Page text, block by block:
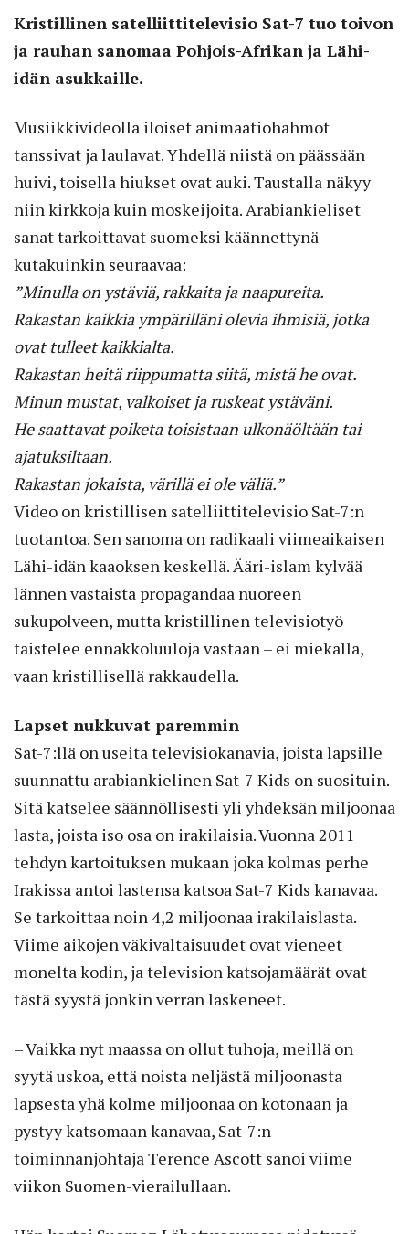
Kristillinen satelliittitelevisio Sat-7 tuo toivon
ja rauhan sanomaa Pohjois-Afrikan ja Lähi-
idän asukkaille.
Musiikkivideolla iloiset animaatiohahmot
tanssivat ja laulavat. Yhdellä niistä on päässään
huivi, toisella hiukset ovat auki. Taustalla näkyy
niin kirkkoja kuin moskeijoita. Arabiankieliset
sanat tarkoittavat suomeksi käännettynä
kutakuinkin seuraavaa:
”Minulla on ystäviä, rakkaita ja naapureita.
Rakastan kaikkia ympärilläni olevia ihmisiä, jotka
ovat tulleet kaikkialta.
Rakastan heitä riippumatta siitä, mistä he ovat.
Minun mustat, valkoiset ja ruskeat ystäväni.
He saattavat poiketa toisistaan ulkonäöltään tai
ajatuksiltaan.
Rakastan jokaista, värillä ei ole väliä.”
Video on kristillisen satelliittitelevisio Sat-7:n
tuotantoa. Sen sanoma on radikaali viimeaikaisen
Lähi-idän kaaoksen keskellä. Ääri-islam kylvää
lännen vastaista propagandaa nuoreen
sukupolveen, mutta kristillinen televisiotyö
taistelee ennakkoluuloja vastaan – ei miekalla,
vaan kristillisellä rakkaudella.
Lapset nukkuvat paremmin
Sat-7:llä on useita televisiokanavia, joista lapsille
suunnattu arabiankielinen Sat-7 Kids on suosituin.
Sitä katselee säännöllisesti yli yhdeksän miljoonaa
lasta, joista iso osa on irakilaisia. Vuonna 2011
tehdyn kartoituksen mukaan joka kolmas perhe
Irakissa antoi lastensa katsoa Sat-7 Kids kanavaa.
Se tarkoittaa noin 4,2 miljoonaa irakilaislasta.
Viime aikojen väkivaltaisuudet ovat vieneet
monelta kodin, ja television katsojamäärät ovat
tästä syystä jonkin verran laskeneet.
– Vaikka nyt maassa on ollut tuhoja, meillä on
syytä uskoa, että noista neljästä miljoonasta
lapsesta yhä kolme miljoonaa on kotonaan ja
pystyy katsomaan kanavaa, Sat-7:n
toiminnanjohtaja Terence Ascott sanoi viime
viikon Suomen-vierailullaan.